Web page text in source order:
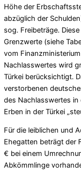
Höhe der
abzüglich der
sog. Freibeträge.
Grenzwerte (siehe
vom
Nachlasswertes wird
Türkei berücksichtigt.
verstorbenen
des Nachlasswertes
Erben in der Türkei
Für die leiblichen und
Ehegatten beträgt der
€ bei einem
Abkömmlinge